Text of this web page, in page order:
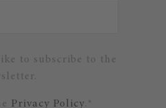
to subscribe to the
Privacy Policy.*